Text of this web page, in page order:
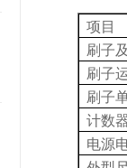
项目
刷子
刷子
刷子
计数
电源